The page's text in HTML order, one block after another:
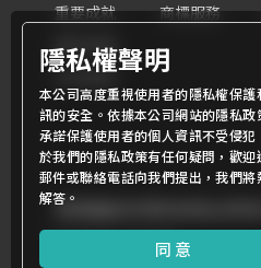
重要成就
團隊組織
世界客群
商標服務
商標權屬世界專利有限公司所有
Design by Julyinfo.
隱私權聲明
本公司高度重視使用者的隱私權保護
訊的安全。依據本公司網站的隱私政
承諾保護使用者的個人資訊不受侵犯
於我們的隱私政策有任何疑問，歡迎
郵件或聯絡電話向我們提出，我們將
解答。
同意